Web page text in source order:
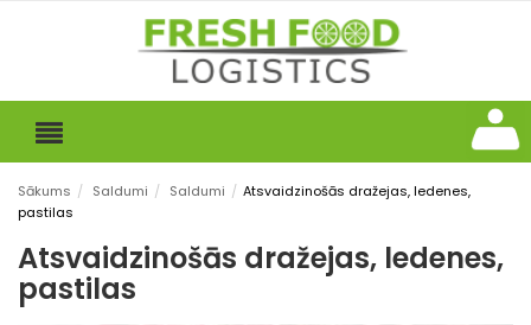
Sākums / Saldumi / Saldumi / Atsvaidzinošās dražejas, ledenes,
pastilas
Atsvaidzinošās dražejas, ledenes,
pastilas